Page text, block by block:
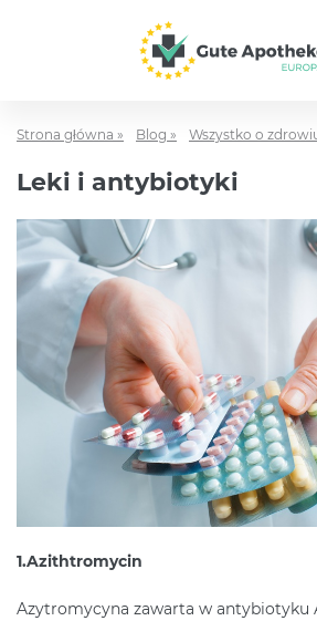
Strona główna » Blog » Wszystko o
Leki i antybiotyki
1.Azithtromycin
Azytromycyna zawarta w antybiotyku